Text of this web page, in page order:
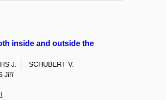
inside and outside the
J.
SCHUBERT V.
Jiří